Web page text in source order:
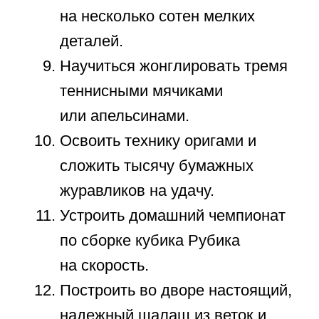
Самостоятельно спланировать
бюджет и сделать покупки
для семейного воскресного
завтрака.
Найти друга по переписке
из другого города и отправить
письмо.
Отсортировать старые вещи
в местный благотворительный
фонд.
Провести вечер за чтением
историй при свете карманного
фонарика.
Разработать уникальный дизайн